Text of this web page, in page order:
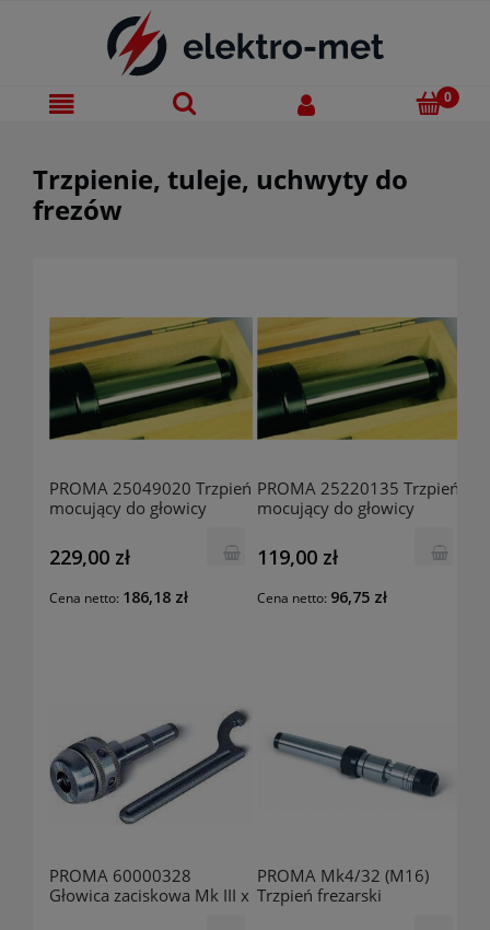
Trzpienie, tuleje, uchwyty do
frezów
PROMA 25049020 Trzpień
mocujący do głowicy
229,00 zł
Cena netto: 186,18 zł
PROMA 25220135 Trzpień
mocujący do głowicy
119,00 zł
Cena netto: 96,75 zł
PROMA 60000328
Głowica zaciskowa Mk III x
PROMA Mk4/32 (M16)
Trzpień frezarski